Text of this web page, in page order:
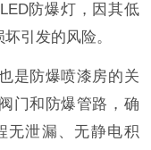
防爆灯，因其低
引发的风险。
是防爆喷漆房的关
门和防爆管路，确
无泄漏、无静电积